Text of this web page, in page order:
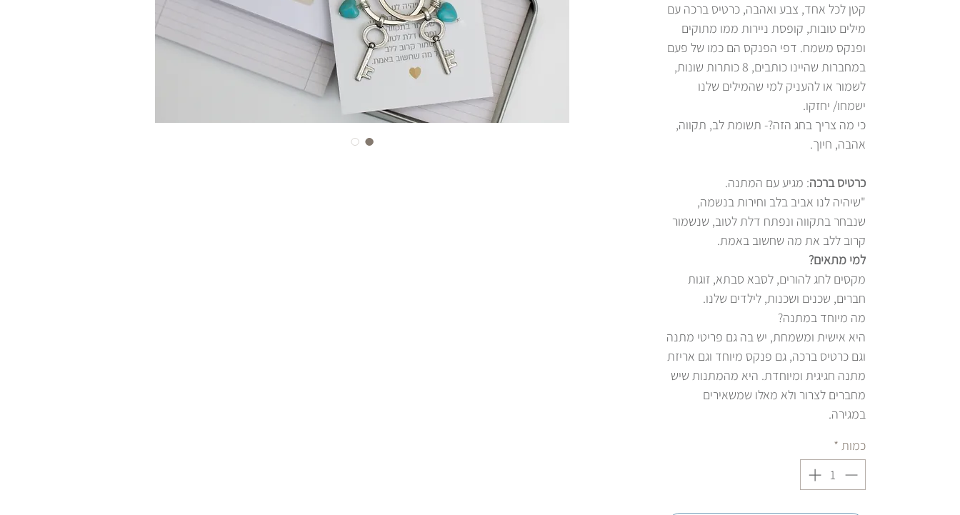
קטן לכל אחד, צבע ואהבה, כרטיס ברכה עם
מילים טובות, קופסת ניירות ממו מתוקים
ופנקס משמח. דפי הפנקס הם כמו של פעם
במחברות שהיינו כותבים, 8 כותרות שונות,
לשמור או להעניק למי שהמילים שלנו
ישמחו/ יחזקו.
כי מה צריך בחג הזה?- תשומת לב, תקווה,
אהבה, חיוך.
כרטיס ברכה: מגיע עם המתנה.
"שיהיה לנו אביב בלב וחירות בנשמה,
שנבחר בתקווה ונפתח דלת לטוב, שנשמור
קרוב ללב את מה שחשוב באמת.
למי מתאים?
מקסים לחג להורים, לסבא סבתא, זוגות
חברים, שכנים ושכנות, לילדים שלנו.
מה מיוחד במתנה?
היא אישית ומשמחת, יש בה גם פריטי מתנה
וגם כרטיס ברכה, גם פנקס מיוחד וגם אריזת
מתנה חגיגית ומיוחדת. היא מהמתנות שיש
מחברים לצרור ולא מאלו שמשאירים
במגירה.
כמות *